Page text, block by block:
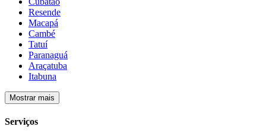
Resende
Macapá
Cambé
Tatuí
Paranaguá
Araçatuba
Itabuna
Mostrar mais
Serviços